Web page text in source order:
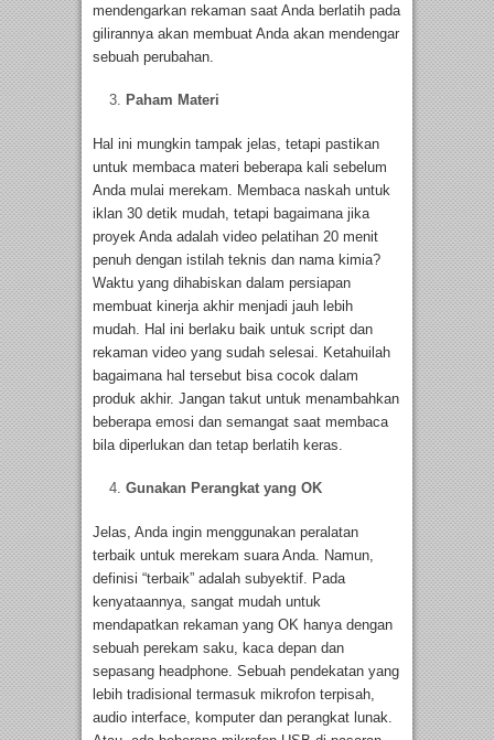
mendengarkan rekaman saat Anda berlatih pada
gilirannya akan membuat Anda akan mendengar
sebuah perubahan.
Paham Materi
Hal ini mungkin tampak jelas, tetapi pastikan
untuk membaca materi beberapa kali sebelum
Anda mulai merekam. Membaca naskah untuk
iklan 30 detik mudah, tetapi bagaimana jika
proyek Anda adalah video pelatihan 20 menit
penuh dengan istilah teknis dan nama kimia?
Waktu yang dihabiskan dalam persiapan
membuat kinerja akhir menjadi jauh lebih
mudah. Hal ini berlaku baik untuk script dan
rekaman video yang sudah selesai. Ketahuilah
bagaimana hal tersebut bisa cocok dalam
produk akhir. Jangan takut untuk menambahkan
beberapa emosi dan semangat saat membaca
bila diperlukan dan tetap berlatih keras.
Gunakan Perangkat yang OK
Jelas, Anda ingin menggunakan peralatan
terbaik untuk merekam suara Anda. Namun,
definisi “terbaik” adalah subyektif. Pada
kenyataannya, sangat mudah untuk
mendapatkan rekaman yang OK hanya dengan
sebuah perekam saku, kaca depan dan
sepasang headphone. Sebuah pendekatan yang
lebih tradisional termasuk mikrofon terpisah,
audio interface, komputer dan perangkat lunak.